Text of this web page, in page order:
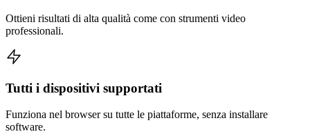
Ottieni risultati di alta qualità come con strumenti video
professionali.
Tutti i dispositivi supportati
Funziona nel browser su tutte le piattaforme, senza installare
software.